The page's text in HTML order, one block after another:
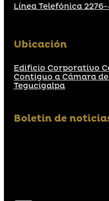
Línea Telefónica
Ubicación
Edificio Corporativo
Contiguo a Cámara
Tegucigalpa
Boletin de